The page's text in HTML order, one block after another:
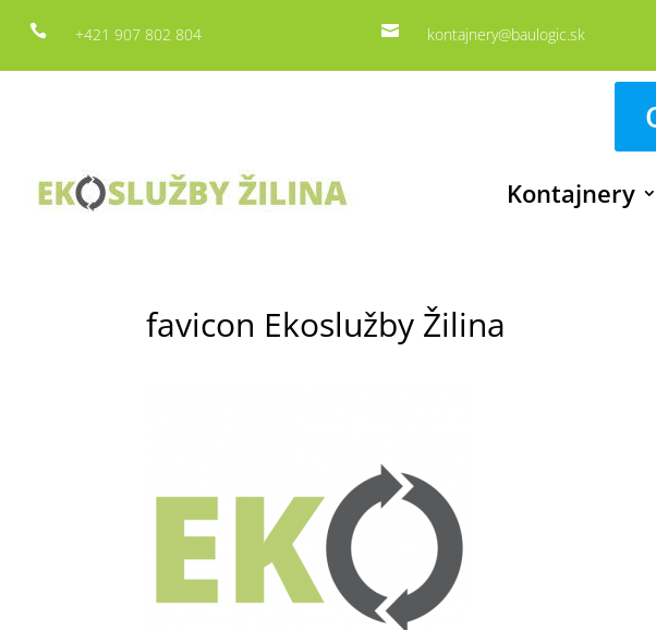
 +421 907 802 804  kontajnery@baulogic.sk
Kontajnery
favicon Ekoslužby Žilina